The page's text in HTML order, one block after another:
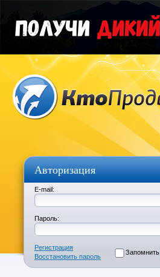
Авторизация
E-mail:
Пароль:
Регистрация
Восстановить пароль
Запомнить